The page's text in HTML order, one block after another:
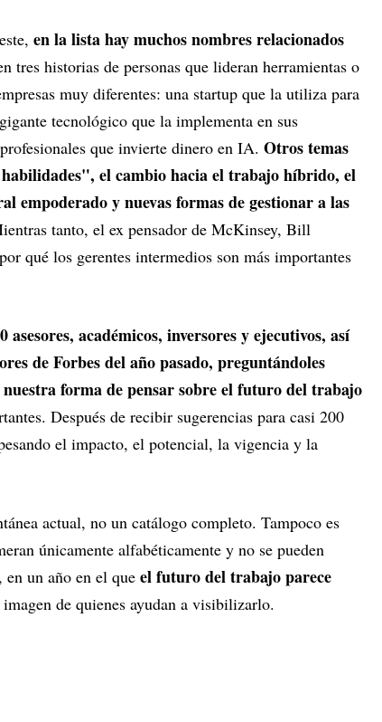
en la lista hay muchos nombres relacionados
tres historias de personas que lideran herramientas o
muy diferentes: una startup que la utiliza para
tecnológico que la implementa en sus
que invierte dinero en IA. Otros temas
el cambio hacia el trabajo híbrido, el
empoderado y nuevas formas de gestionar a las
tanto, el ex pensador de McKinsey, Bill
qué los gerentes intermedios son más importantes
asesores, académicos, inversores y ejecutivos, así
de Forbes del año pasado, preguntándoles
forma de pensar sobre el futuro del trabajo
Después de recibir sugerencias para casi 200
el impacto, el potencial, la vigencia y la
actual, no un catálogo completo. Tampoco es
únicamente alfabéticamente y no se pueden
un año en el que el futuro del trabajo parece
de quienes ayudan a visibilizarlo.